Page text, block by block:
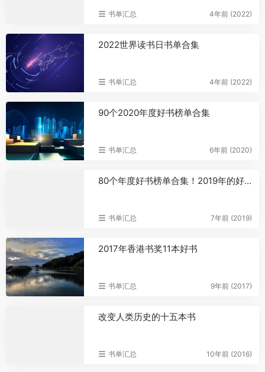
书单汇总 4年前 (2022)
2022世界读书日书单合集
书单汇总 4年前 (2022)
90个2020年度好书榜单合集
书单汇总 6年前 (2020)
80个年度好书榜单合集！2019年的好书都在这了~
书单汇总 7年前 (2019)
2017年香港书奖11本好书
书单汇总 9年前 (2017)
改变人类历史的十五本书
书单汇总 10年前 (2016)